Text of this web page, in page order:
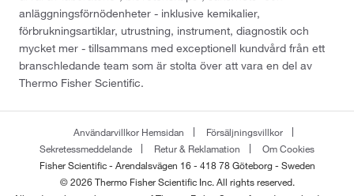
anläggningsförnödenheter - inklusive kemikalier,
förbrukningsartiklar, utrustning, instrument, diagnostik och
mycket mer - tillsammans med exceptionell kundvård från ett
branschledande team som är stolta över att vara en del av
Thermo Fisher Scientific.
Användarvillkor Hemsidan
Försäljningsvillkor
Sekretessmeddelande
Retur & Reklamation
Om Cookies
Fisher Scientific - Arendalsvägen 16 - 418 78 Göteborg - Sweden
© 2026 Thermo Fisher Scientific Inc. All rights reserved.